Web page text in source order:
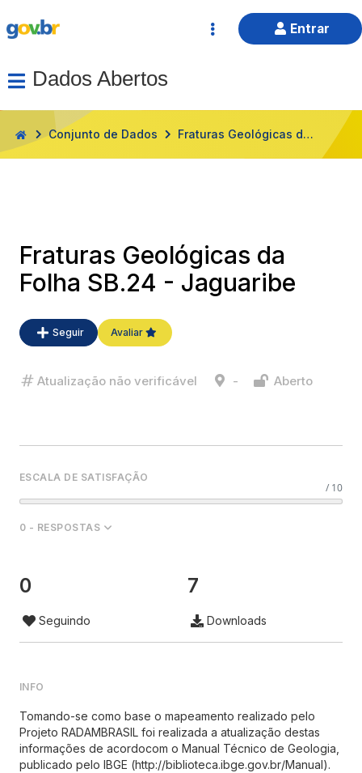
Entrar
Dados Abertos
HOME Conjunto de Dados Fraturas Geológicas da Folha SB.24 - Jaguaribe
Fraturas Geológicas da
Folha SB.24 - Jaguaribe
Seguir Avaliar
Atualização não verificável - Aberto
ESCALA DE SATISFAÇÃO
/ 10
0 - RESPOSTAS
0
Seguindo
7
Downloads
INFO
Tomando-se como base o mapeamento realizado pelo
Projeto RADAMBRASIL foi realizada a atualização destas
informações de acordocom o Manual Técnico de Geologia,
publicado pelo IBGE (http://biblioteca.ibge.gov.br/Manual).